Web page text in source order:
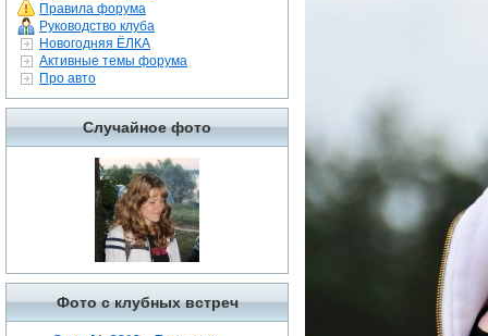
Правила форума
Руководство клуба
Новогодняя ЁЛКА
Активные темы форума
Про авто
Случайное фото
Фото с клубных встреч